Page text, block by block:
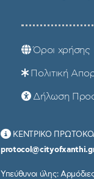
Όροι χρήσης
Πολιτική
Δήλωση
ΚΕΝΤΡΙΚΟ
Υπεύθυνοι ύλης: